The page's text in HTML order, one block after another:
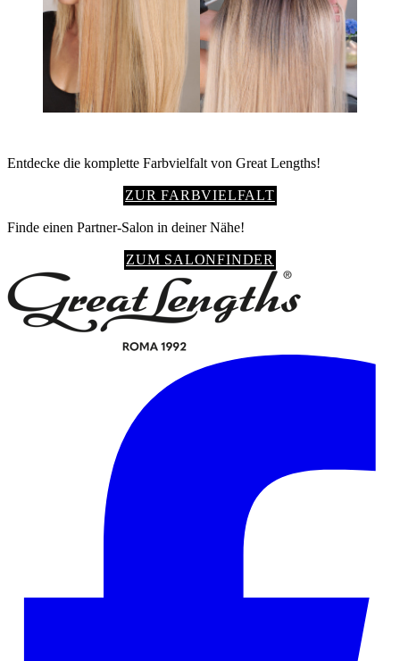
Entdecke die komplette Farbvielfalt von Great Lengths!
ZUR FARBVIELFALT
Finde einen Partner-Salon in deiner Nähe!
ZUM SALONFINDER